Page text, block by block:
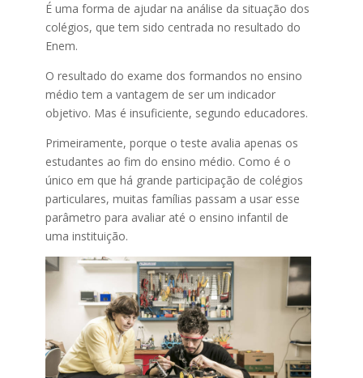
É uma forma de ajudar na análise da situação dos
colégios, que tem sido centrada no resultado do
Enem.
O resultado do exame dos formandos no ensino
médio tem a vantagem de ser um indicador
objetivo. Mas é insuficiente, segundo educadores.
Primeiramente, porque o teste avalia apenas os
estudantes ao fim do ensino médio. Como é o
único em que há grande participação de colégios
particulares, muitas famílias passam a usar esse
parâmetro para avaliar até o ensino infantil de
uma instituição.